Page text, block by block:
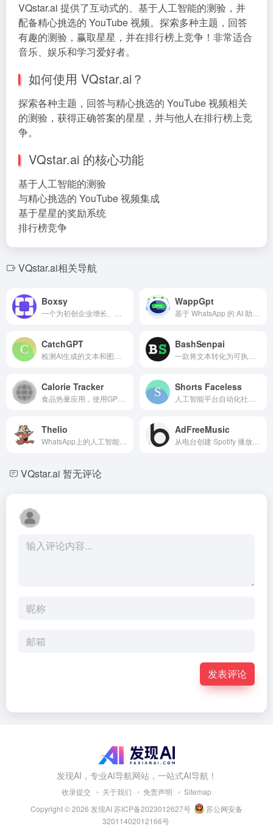
VQstar.ai 提供了互动式的、基于人工智能的测验，并
配备精心挑选的 YouTube 视频。探索多种主题，回答
有趣的测验，赢取星星，并在排行榜上竞争！非常适合
音乐、娱乐和学习爱好者。
如何使用 VQstar.ai？
探索各种主题，回答与精心挑选的 YouTube 视频相关
的测验，获得正确答案的星星，并与他人在排行榜上竞
争。
VQstar.ai 的核心功能
基于人工智能的测验
与精心挑选的 YouTube 视频集成
基于星星的奖励系统
排行榜竞争
VQstar.ai相关导航
Boxsy WappGpt
CatchGPT BashSenpai
Calorie Tracker Shorts Faceless
Thelio AdFreeMusic
VQstar.ai 暂无评论
发表评论
发现AI，专业AI导航网站，一站式AI导航！
收录提交 关于我们 免责声明
Sitemap
Copyright © 2026 发现AI苏ICP备2023012627号
苏公网安备
32011402012166号